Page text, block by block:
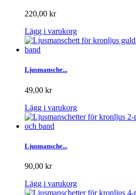
220,00 kr
Lägg i varukorg
Ljusmansche...
49,00 kr
Lägg i varukorg
Ljusmansche...
90,00 kr
Lägg i varukorg